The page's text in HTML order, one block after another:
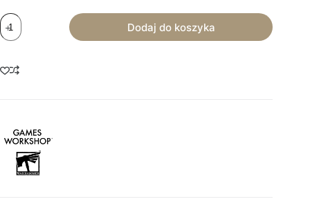
ilość
Warhammer
40k:
Wolves
-
Dodaj do koszyka